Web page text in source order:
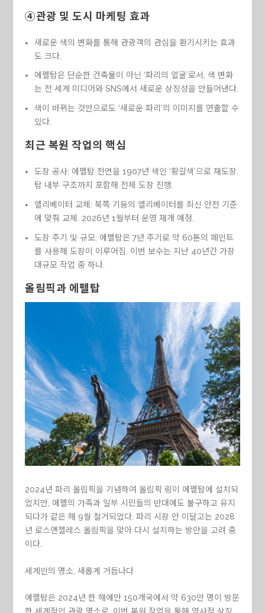
④관광 및 도시 마케팅 효과
새로운 색의 변화를 통해 관광객의 관심을 환기시키는 효과
도 크다.
에펠탑은 단순한 건축물이 아닌 ‘파리의 얼굴’로서, 색 변화
는 전 세계 미디어와 SNS에서 새로운 상징성을 만들어낸다.
색이 바뀌는 것만으로도 ‘새로운 파리’의 이미지를 연출할 수
있다.
최근 복원 작업의 핵심
도장 공사: 에펠탑 전면을 1907년 색인 ‘황갈색’으로 재도장.
탑 내부 구조까지 포함해 전체 도장 진행.
엘리베이터 교체: 북쪽 기둥의 엘리베이터를 최신 안전 기준
에 맞춰 교체. 2026년 1월부터 운영 재개 예정.
도장 주기 및 규모: 에펠탑은 7년 주기로 약 60톤의 페인트
를 사용해 도장이 이루어짐. 이번 보수는 지난 40년간 가장
대규모 작업 중 하나.
올림픽과 에펠탑
2024년 파리 올림픽을 기념하여 올림픽 링이 에펠탑에 설치되
었지만, 에펠의 가족과 일부 시민들의 반대에도 불구하고 유지
되다가 같은 해 9월 철거되었다. 파리 시장 안 이달고는 2028
년 로스앤젤레스 올림픽을 맞아 다시 설치하는 방안을 고려 중
이다.
세계인의 명소, 새롭게 거듭나다
에펠탑은 2024년 한 해에만 150개국에서 약 630만 명이 방문